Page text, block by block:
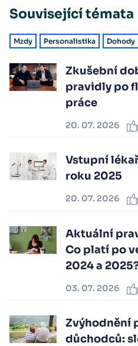
Související témata
Mzdy Personalistika Dohody
Zkušební
pravidly po
práce
20. 07. 2026
Vstupní
roku 2025
20. 07. 2026
Aktuální
Co platí po
2024 a
03. 07. 2026
Zvýhodnění
důchodců: